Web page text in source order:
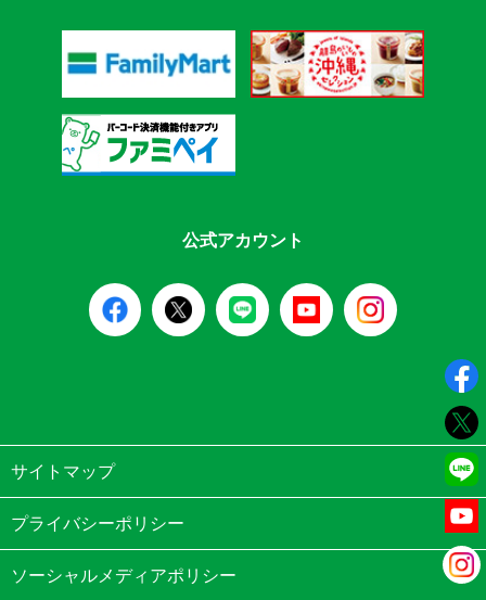
公式アカウント
サイトマップ
プライバシーポリシー
ソーシャルメディアポリシー